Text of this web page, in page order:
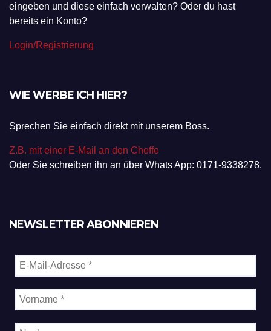
eingeben und diese einfach verwalten? Oder du hast
bereits ein Konto?
Login/Registrierung
WIE WERBE ICH HIER?
Sprechen Sie einfach direkt mit unserem Boss.
Z.B. mit einer E-Mail an den Cheffe
Oder Sie schreiben ihn an über Whats App: 0171-9338278.
NEWSLETTER ABONNIEREN